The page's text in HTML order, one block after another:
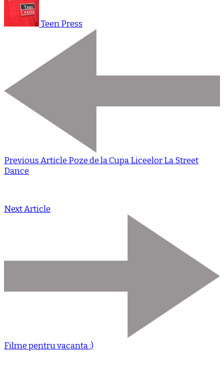
Teen Press
Previous Article Poze de la Cupa Liceelor La Street
Dance
Next Article
Filme pentru vacanta :)